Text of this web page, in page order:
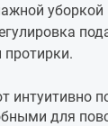
уборкой
протирки.
интуитивно
для